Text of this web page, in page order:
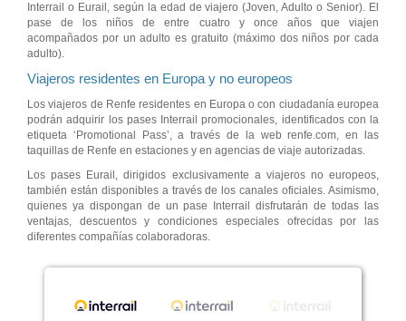
Interrail o Eurail, según la edad de viajero (Joven, Adulto o Senior). El
pase de los niños de entre cuatro y once años que viajen
acompañados por un adulto es gratuito (máximo dos niños por cada
adulto).
Viajeros residentes en Europa y no europeos
Los viajeros de Renfe residentes en Europa o con ciudadanía europea
podrán adquirir los pases Interrail promocionales, identificados con la
etiqueta ‘Promotional Pass’, a través de la web renfe.com, en las
taquillas de Renfe en estaciones y en agencias de viaje autorizadas.
Los pases Eurail, dirigidos exclusivamente a viajeros no europeos,
también están disponibles a través de los canales oficiales. Asimismo,
quienes ya dispongan de un pase Interrail disfrutarán de todas las
ventajas, descuentos y condiciones especiales ofrecidas por las
diferentes compañías colaboradoras.